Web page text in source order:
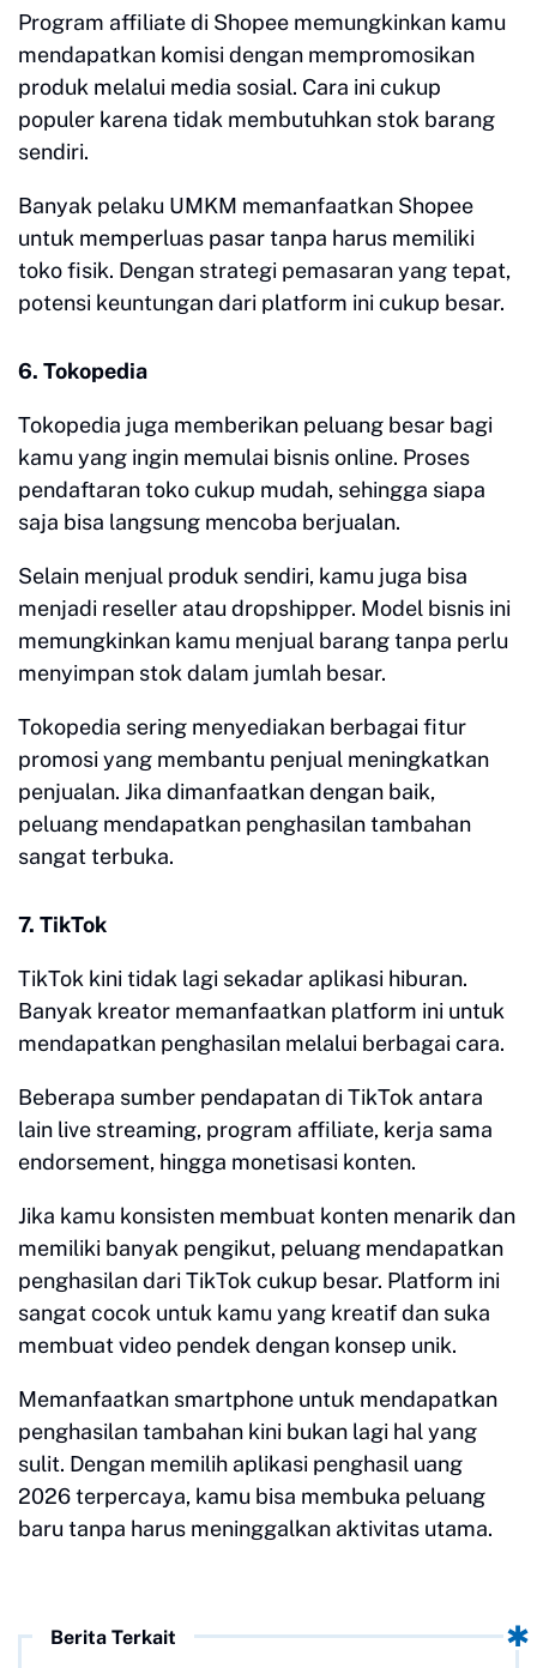
Program affiliate di Shopee memungkinkan kamu
mendapatkan komisi dengan mempromosikan
produk melalui media sosial. Cara ini cukup
populer karena tidak membutuhkan stok barang
sendiri.
Banyak pelaku UMKM memanfaatkan Shopee
untuk memperluas pasar tanpa harus memiliki
toko fisik. Dengan strategi pemasaran yang tepat,
potensi keuntungan dari platform ini cukup besar.
6. Tokopedia
Tokopedia juga memberikan peluang besar bagi
kamu yang ingin memulai bisnis online. Proses
pendaftaran toko cukup mudah, sehingga siapa
saja bisa langsung mencoba berjualan.
Selain menjual produk sendiri, kamu juga bisa
menjadi reseller atau dropshipper. Model bisnis ini
memungkinkan kamu menjual barang tanpa perlu
menyimpan stok dalam jumlah besar.
Tokopedia sering menyediakan berbagai fitur
promosi yang membantu penjual meningkatkan
penjualan. Jika dimanfaatkan dengan baik,
peluang mendapatkan penghasilan tambahan
sangat terbuka.
7. TikTok
TikTok kini tidak lagi sekadar aplikasi hiburan.
Banyak kreator memanfaatkan platform ini untuk
mendapatkan penghasilan melalui berbagai cara.
Beberapa sumber pendapatan di TikTok antara
lain live streaming, program affiliate, kerja sama
endorsement, hingga monetisasi konten.
Jika kamu konsisten membuat konten menarik dan
memiliki banyak pengikut, peluang mendapatkan
penghasilan dari TikTok cukup besar. Platform ini
sangat cocok untuk kamu yang kreatif dan suka
membuat video pendek dengan konsep unik.
Memanfaatkan smartphone untuk mendapatkan
penghasilan tambahan kini bukan lagi hal yang
sulit. Dengan memilih aplikasi penghasil uang
2026 terpercaya, kamu bisa membuka peluang
baru tanpa harus meninggalkan aktivitas utama.
Berita Terkait